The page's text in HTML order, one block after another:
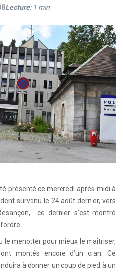
Lecture: 1 min
présenté ce mercredi après-midi à
survenu le 24 août dernier, vers
ce dernier s’est montré
le menotter pour mieux le maîtriser,
montés encore d’un cran. Ce
à donner un coup de pied à un